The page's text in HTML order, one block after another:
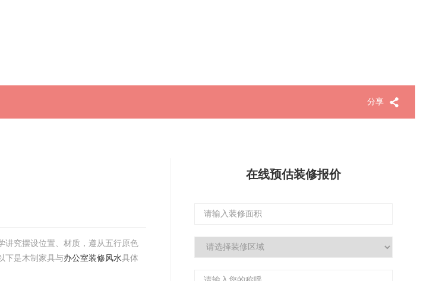
分享
讲究摆设位置、材质，遵从五行原色
下是木制家具与办公室装修风水具体
在线预估装修报价